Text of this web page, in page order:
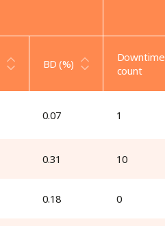
BD (%)
Downtime
count
0.07 1
0.31 10
0.18 0